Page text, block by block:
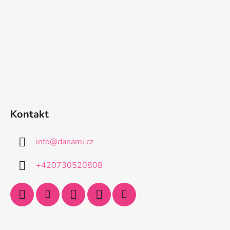
Kontakt
info@danami.cz
+420730520808